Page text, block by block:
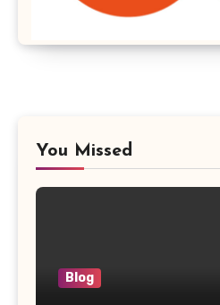
You Missed
Blog